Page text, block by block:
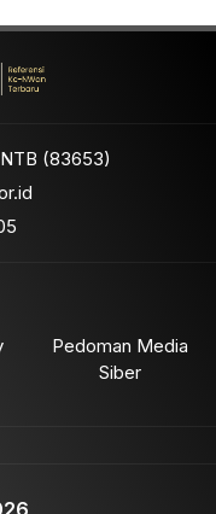
(83653)
Pedoman Media
Siber